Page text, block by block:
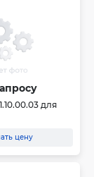
для
цену